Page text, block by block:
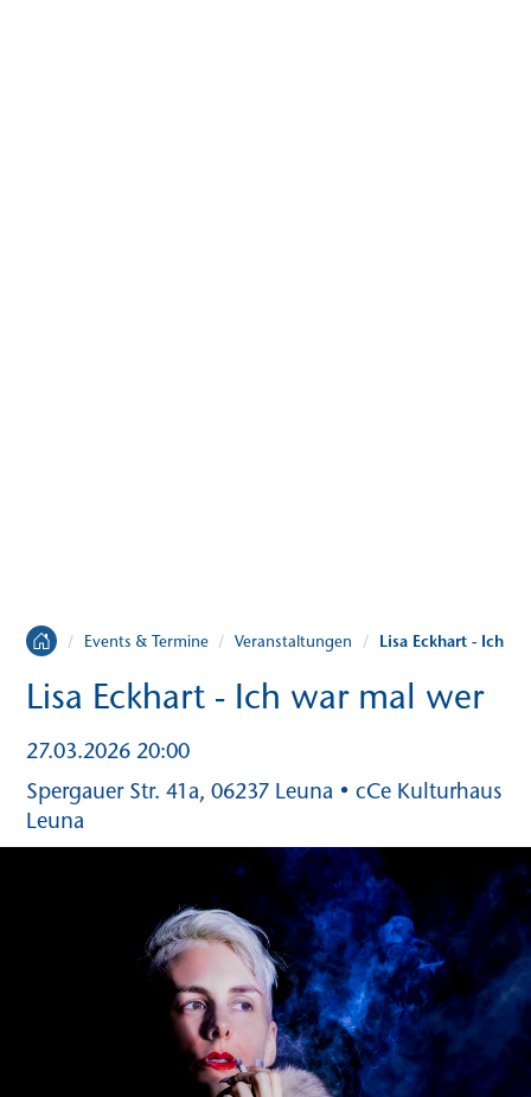
/ Events & Termine / Veranstaltungen / Lisa Eckhart - Ich
Lisa Eckhart - Ich war mal wer
27.03.2026 20:00
Spergauer Str. 41a, 06237 Leuna • cCe Kulturhaus
Leuna